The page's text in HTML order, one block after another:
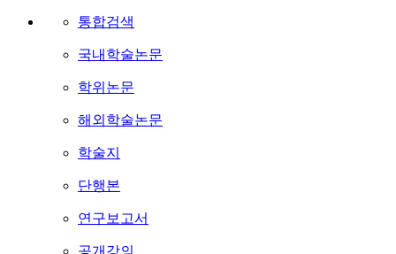
통합검색
국내학술논문
학위논문
해외학술논문
학술지
단행본
연구보고서